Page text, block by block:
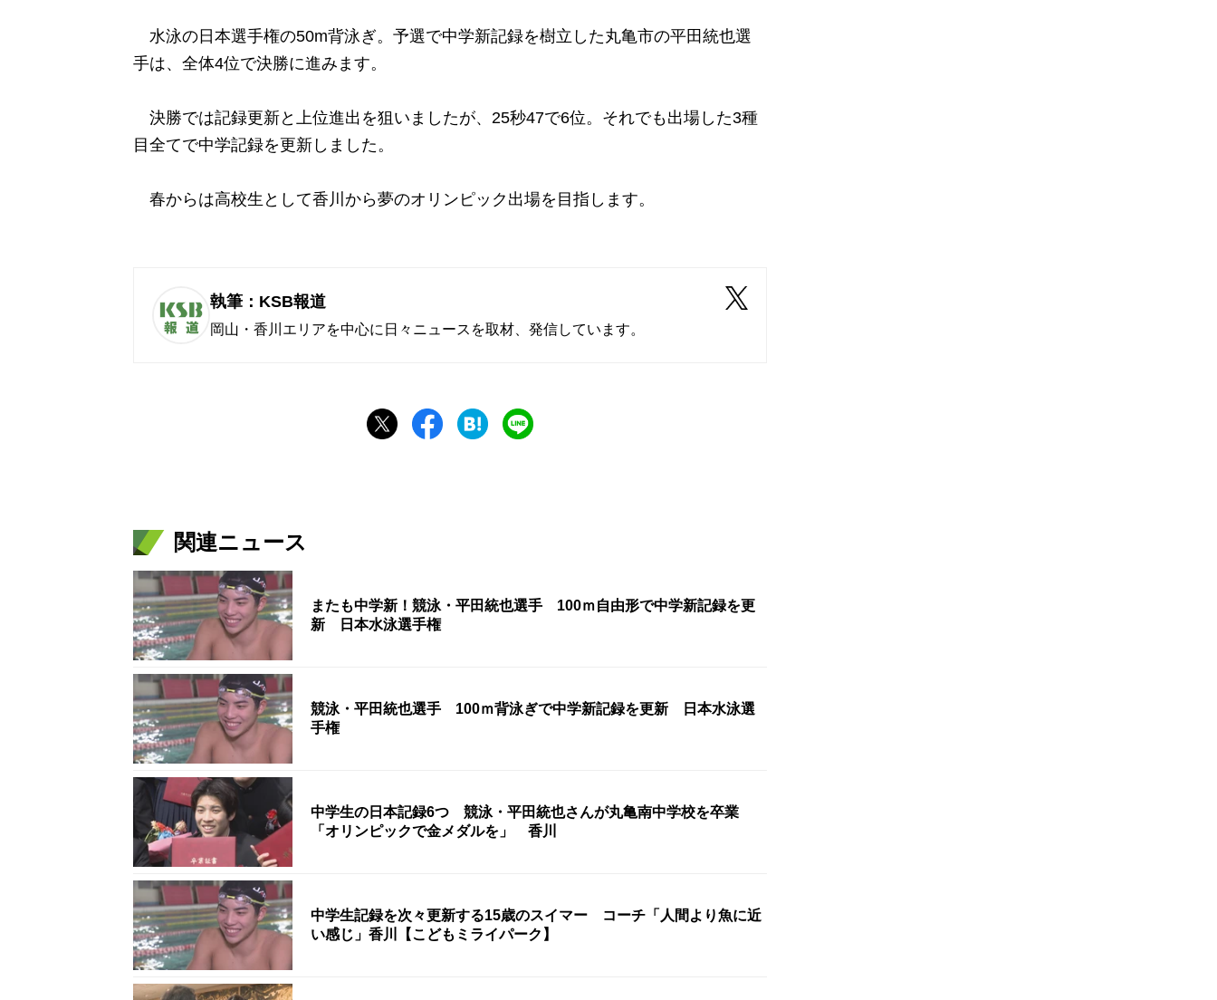
水泳の日本選手権の50m背泳ぎ。予選で中学新記録を樹立した丸亀市の平田統也選
手は、全体4位で決勝に進みます。
決勝では記録更新と上位進出を狙いましたが、25秒47で6位。それでも出場した3種
目全てで中学記録を更新しました。
春からは高校生として香川から夢のオリンピック出場を目指します。
執筆：KSB報道
岡山・香川エリアを中心に日々ニュースを取材、発信しています。
関連ニュース
またも中学新！競泳・平田統也選手 100ｍ自由形で中学新記録を更
新 日本水泳選手権
競泳・平田統也選手 100ｍ背泳ぎで中学新記録を更新 日本水泳選
手権
中学生の日本記録6つ 競泳・平田統也さんが丸亀南中学校を卒業
「オリンピックで金メダルを」 香川
中学生記録を次々更新する15歳のスイマー コーチ「人間より魚に近
い感じ」香川【こどもミライパーク】